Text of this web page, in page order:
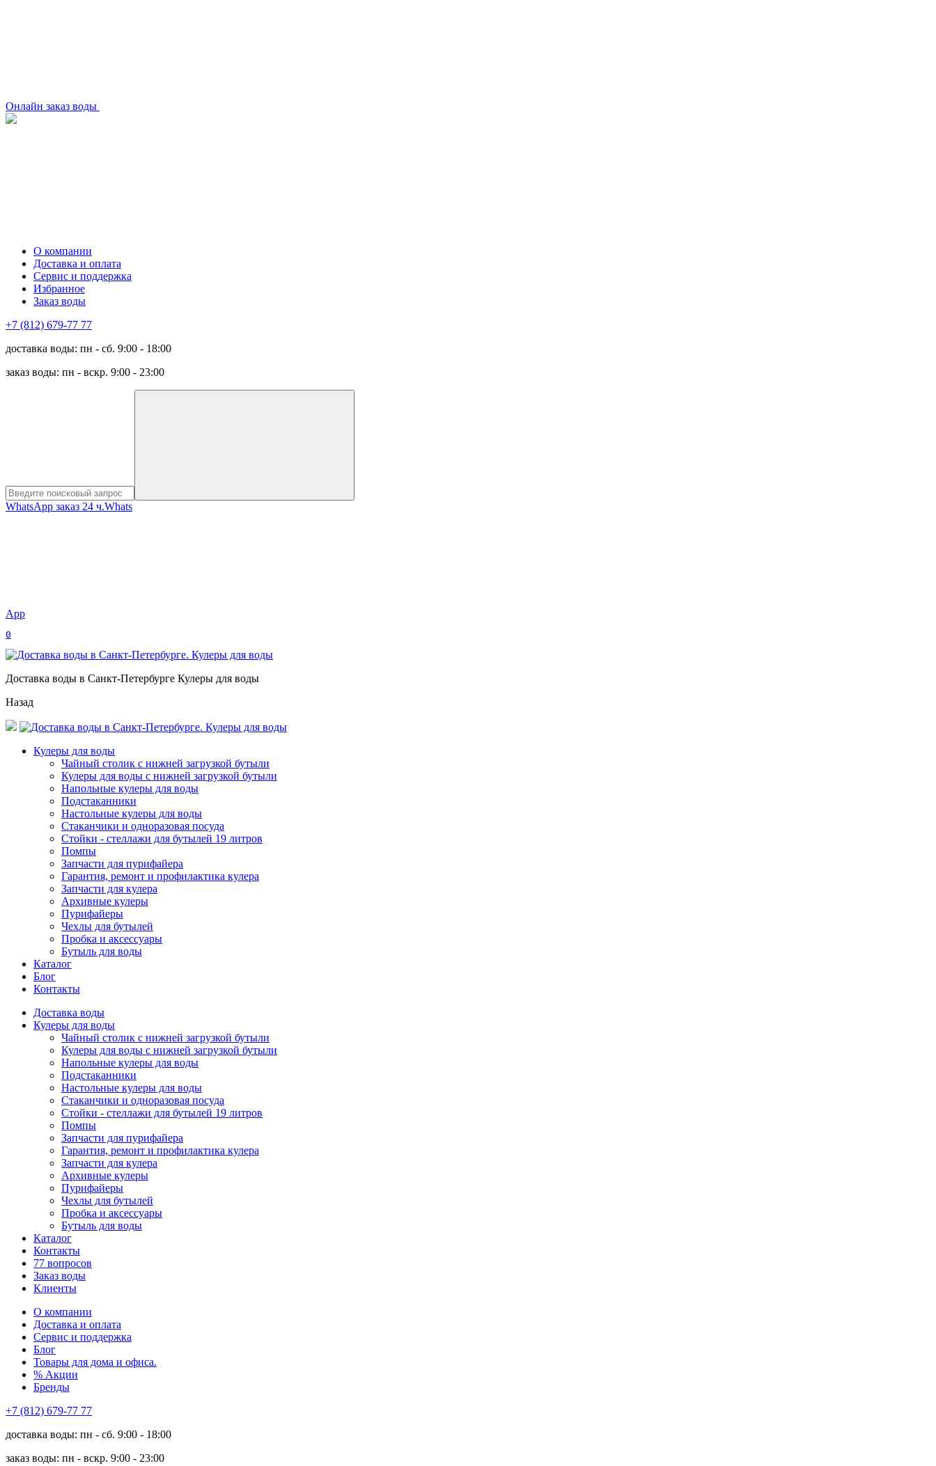
Онлайн заказ воды
О компании
Доставка и оплата
Сервис и поддержка
Избранное
Заказ воды
+7 (812) 679-77 77
доставка воды: пн - сб. 9:00 - 18:00
заказ воды: пн - вскр. 9:00 - 23:00
WhatsApp заказ 24 ч.Whats
App
0
Доставка воды в Санкт-Петербурге Кулеры для воды
Назад
Кулеры для воды
Чайный столик с нижней загрузкой бутыли
Кулеры для воды с нижней загрузкой бутыли
Напольные кулеры для воды
Подстаканники
Настольные кулеры для воды
Стаканчики и одноразовая посуда
Стойки - стеллажи для бутылей 19 литров
Помпы
Запчасти для пурифайера
Гарантия, ремонт и профилактика кулера
Запчасти для кулера
Архивные кулеры
Пурифайеры
Чехлы для бутылей
Пробка и аксессуары
Бутыль для воды
Каталог
Блог
Контакты
Доставка воды
Кулеры для воды
Чайный столик с нижней загрузкой бутыли
Кулеры для воды с нижней загрузкой бутыли
Напольные кулеры для воды
Подстаканники
Настольные кулеры для воды
Стаканчики и одноразовая посуда
Стойки - стеллажи для бутылей 19 литров
Помпы
Запчасти для пурифайера
Гарантия, ремонт и профилактика кулера
Запчасти для кулера
Архивные кулеры
Пурифайеры
Чехлы для бутылей
Пробка и аксессуары
Бутыль для воды
Каталог
Контакты
77 вопросов
Заказ воды
Клиенты
О компании
Доставка и оплата
Сервис и поддержка
Блог
Товары для дома и офиса.
% Акции
Бренды
+7 (812) 679-77 77
доставка воды: пн - сб. 9:00 - 18:00
заказ воды: пн - вскр. 9:00 - 23:00